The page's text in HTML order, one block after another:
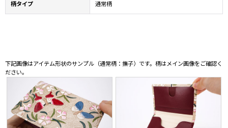
柄タイプ 通常柄
下記画像はアイテム形状のサンプル（通常柄：撫子）です。柄はメイン画像をご確認く
ださい。